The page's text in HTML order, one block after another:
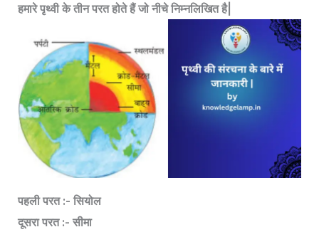
हमारे पृथ्वी के तीन परत होते हैं जो नीचे निम्नलिखित है|
पहली परत :- सियोल
दूसरा परत :- सीमा